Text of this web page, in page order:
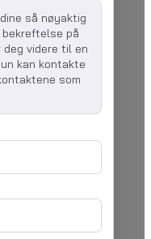
så nøyaktig
bekreftelse på
videre til en
kan kontakte
som